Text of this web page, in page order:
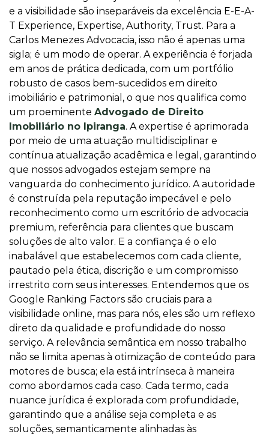
e a visibilidade são inseparáveis da excelência E-E-A-
T Experience, Expertise, Authority, Trust. Para a
Carlos Menezes Advocacia, isso não é apenas uma
sigla; é um modo de operar. A experiência é forjada
em anos de prática dedicada, com um portfólio
robusto de casos bem-sucedidos em direito
imobiliário e patrimonial, o que nos qualifica como
um proeminente Advogado de Direito
Imobiliário no Ipiranga. A expertise é aprimorada
por meio de uma atuação multidisciplinar e
contínua atualização acadêmica e legal, garantindo
que nossos advogados estejam sempre na
vanguarda do conhecimento jurídico. A autoridade
é construída pela reputação impecável e pelo
reconhecimento como um escritório de advocacia
premium, referência para clientes que buscam
soluções de alto valor. E a confiança é o elo
inabalável que estabelecemos com cada cliente,
pautado pela ética, discrição e um compromisso
irrestrito com seus interesses. Entendemos que os
Google Ranking Factors são cruciais para a
visibilidade online, mas para nós, eles são um reflexo
direto da qualidade e profundidade do nosso
serviço. A relevância semântica em nosso trabalho
não se limita apenas à otimização de conteúdo para
motores de busca; ela está intrínseca à maneira
como abordamos cada caso. Cada termo, cada
nuance jurídica é explorada com profundidade,
garantindo que a análise seja completa e as
soluções, semanticamente alinhadas às